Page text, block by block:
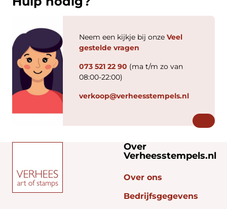
Neem een kijkje bij onze Veel
gestelde vragen
073 521 22 90 (ma t/m zo van
08:00-22:00)
verkoop@verheesstempels.nl
Over
Verheesstempels.nl
Over ons
Bedrijfsgegevens